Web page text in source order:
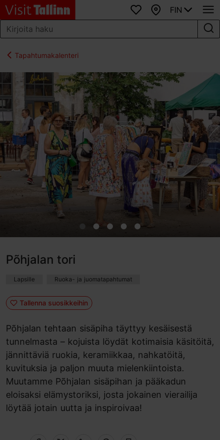
SuosikitKartta
FIN
Tapahtumakalenteri
Põhjalan tori
Lapsille Ruoka- ja juomatapahtumat
Tallenna suosikkeihin
Põhjalan tehtaan sisäpiha täyttyy kesäisestä
tunnelmasta – kojuista löydät kotimaisia käsitöitä,
jännittäviä ruokia, keramiikkaa, nahkatöitä,
kuvituksia ja paljon muuta mielenkiintoista.
Muutamme Põhjalan sisäpihan ja pääkadun
eloisaksi elämystoriksi, josta jokainen vierailija
löytää jotain uutta ja inspiroivaa!